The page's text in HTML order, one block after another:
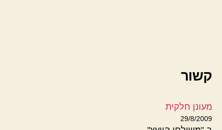
קשור
מעונן חלקית
29/8/2009